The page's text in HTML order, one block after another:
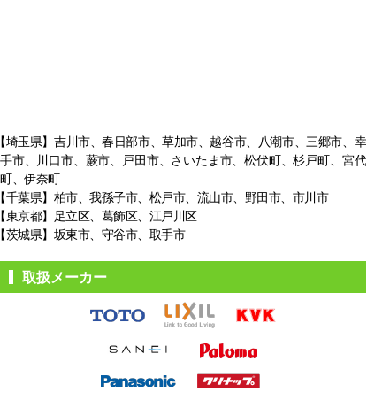
埼玉県】吉川市、春日部市、草加市、越谷市、八潮市、三郷市、幸
手市、
川口市、蕨市、戸田市、さいたま市、松伏町、杉戸町、宮代
町、伊奈町
千葉県】柏市、我孫子市、松戸市、 流山市、野田市、市川市
東京都】足立区、葛飾区、江戸川区
茨城県】坂東市、守谷市、取手市
取扱メーカー